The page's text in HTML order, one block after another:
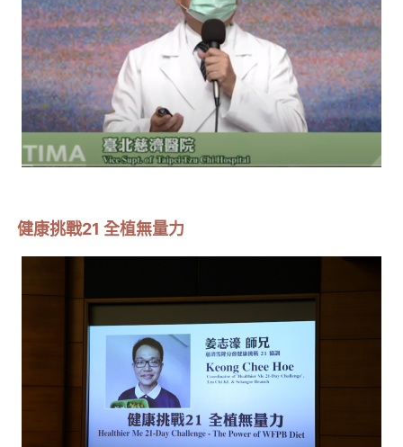
健康挑戰21 全植無量力